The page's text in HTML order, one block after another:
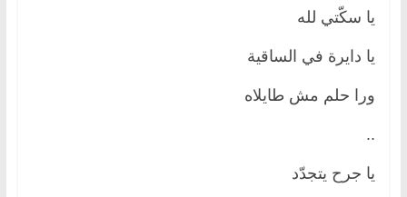
يا سكّتي لله
يا دايرة في الساقية
ورا حلم مش طايلاه
..
يا جرح يتجدّد